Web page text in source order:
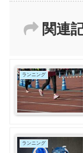
関連
ランニング
ランニング